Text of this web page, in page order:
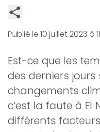
Publié le 10 juillet 2023 à
Est-ce que les
des derniers
changements
c’est la faute à El
différents